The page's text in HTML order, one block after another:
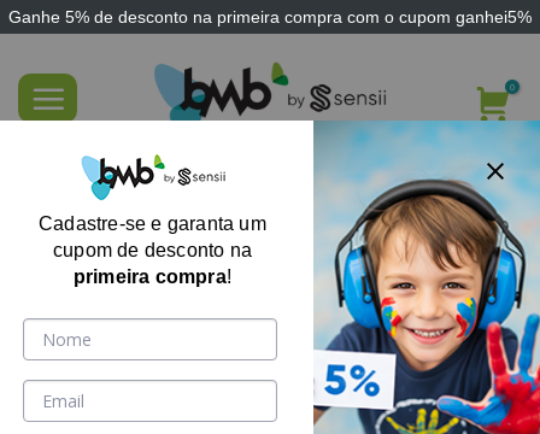
Ganhe 5% de desconto na primeira compra com o cupom ganhei5%
content
FILTRE AQUI
Cadastre-se e garanta um
cupom de desconto na
primeira compra!